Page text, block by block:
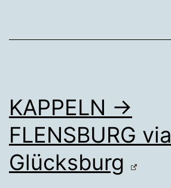
KAPPELN →
FLENSBURG via
Glücksburg